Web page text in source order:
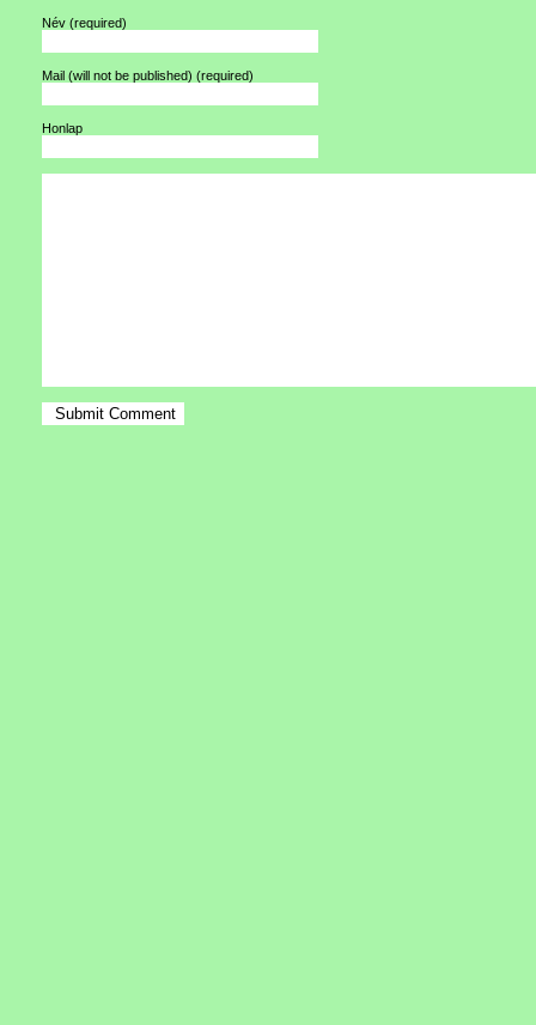
Név (required)
Mail (will not be published) (required)
Honlap